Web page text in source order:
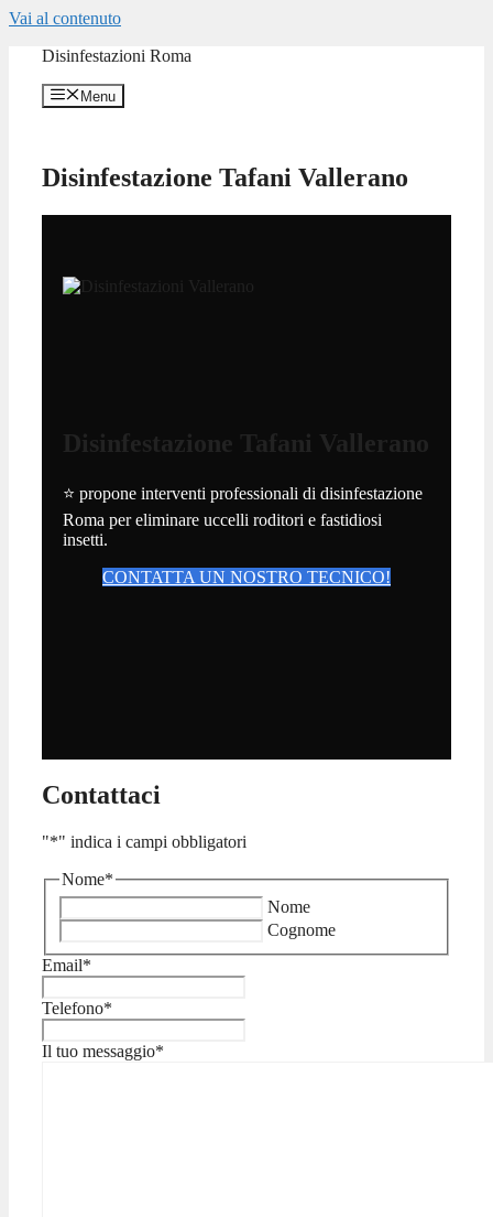
Vai al contenuto
Disinfestazioni Roma
Menu
Disinfestazione Tafani Vallerano
Disinfestazione Tafani Vallerano
⭐ propone interventi professionali di disinfestazione
Roma per eliminare uccelli roditori e fastidiosi
insetti.
CONTATTA UN NOSTRO TECNICO!
Contattaci
"*" indica i campi obbligatori
Nome*
Nome
Cognome
Email*
Telefono*
Il tuo messaggio*